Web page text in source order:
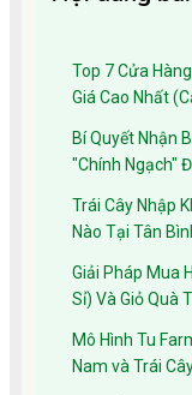
Top 7 Cửa
Giá Cao Nhất
Bí Quyết Nhận
"Chính Ngạch"
Trái Cây Nhập
Nào Tại Tân
Giải Pháp Mua
Sỉ) Và Giỏ Quà
Mô Hình Tu
Nam và Trái